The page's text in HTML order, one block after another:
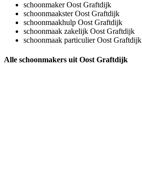
schoonmaker Oost Graftdijk
schoonmaakster Oost Graftdijk
schoonmaakhulp Oost Graftdijk
schoonmaak zakelijk Oost Graftdijk
schoonmaak particulier Oost Graftdijk
Alle schoonmakers uit Oost Graftdijk